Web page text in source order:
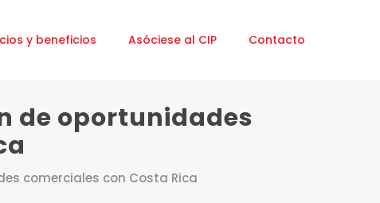
y beneficios Asóciese al CIP Contacto
de oportunidades
comerciales con Costa Rica